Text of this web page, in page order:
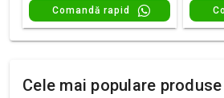
Comandă rapid
Cele mai populare produse